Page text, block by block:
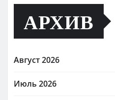
АРХИВ
Август 2026
Июль 2026